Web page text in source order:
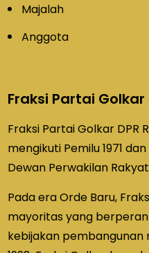
Majalah
Anggota
Fraksi Partai Golkar
Fraksi Partai Golkar DPR
mengikuti Pemilu 1971
Dewan Perwakilan
Pada era Orde Baru,
mayoritas yang
kebijakan pembangunan